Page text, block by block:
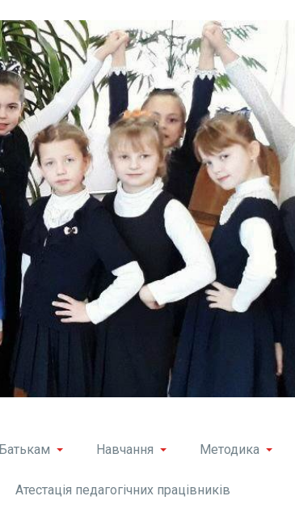
Батькам Навчання Методика
Атестація педагогічних працівників